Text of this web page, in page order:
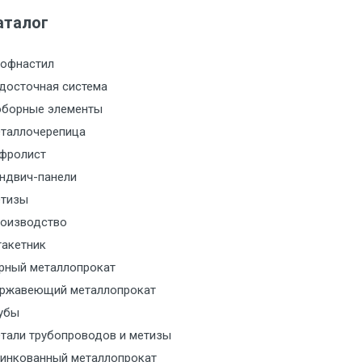
за МКАД
за МКАД
за МКАД
за МКАД
с транспортным
с транспортным
система
элементы
панели
металлопрокат
металлопрокат
трубопроводов и метизы
металлопрокат